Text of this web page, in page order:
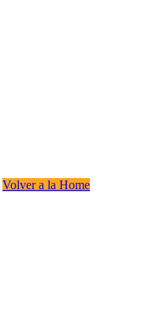
Volver a la Home